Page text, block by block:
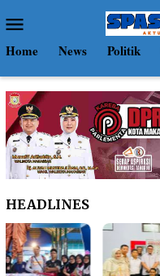
ke
kontenMobile
Home News Politik
HEADLINES